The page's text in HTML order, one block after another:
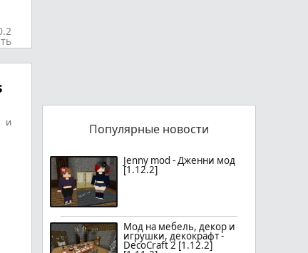
и
Популярные новости
Jenny mod - Дженни мод
[1.12.2]
Мод на мебель, декор и
игрушки, декокрафт -
DecoCraft 2 [1.12.2]